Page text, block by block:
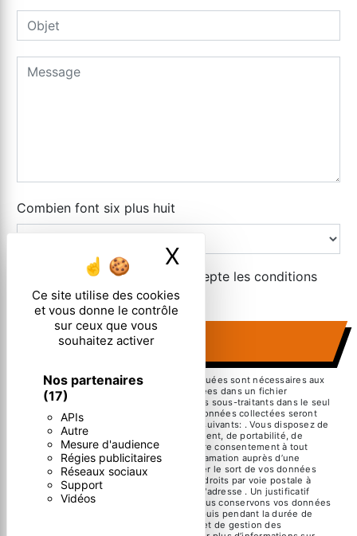
Ce site utilise des cookies
et vous donne le contrôle
sur ceux que vous
souhaitez activer
Nos partenaires
(17)
APIs
Autre
Mesure d'audience
Régies publicitaires
Réseaux sociaux
Support
Vidéos
X Masquer le
Combien font six plus huit
En cochant cette case, j'accepte les conditions
particulières ci-dessous **
ENVOYER
** Les données personnelles communiquées sont nécessaires aux
fins de vous contacter et sont enregistrées dans un fichier
informatisé. Elles sont destinées à et ses sous-traitants dans le seul
but de répondre à votre message. Les données collectées seront
communiquées aux seuls destinataires suivants: . Vous disposez de
droits d’accès, de rectification, d’effacement, de portabilité, de
limitation, d’opposition, de retrait de votre consentement à tout
moment et du droit d’introduire une réclamation auprès d’une
autorité de contrôle, ainsi que d’organiser le sort de vos données
post-mortem. Vous pouvez exercer ces droits par voie postale à
l'adresse ou par courrier électronique à l'adresse . Un justificatif
d'identité pourra vous être demandé. Nous conservons vos données
pendant la période de prise de contact puis pendant la durée de
prescription légale aux fins probatoires et de gestion des